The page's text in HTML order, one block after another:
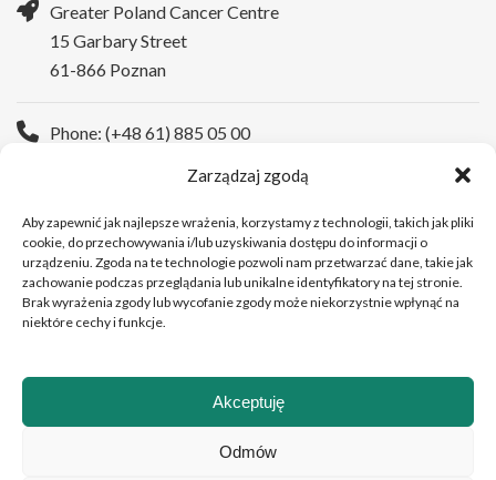
Zarządzaj zgodą
Aby zapewnić jak najlepsze wrażenia, korzystamy z technologii, takich jak pliki
cookie, do przechowywania i/lub uzyskiwania dostępu do informacji o
urządzeniu. Zgoda na te technologie pozwoli nam przetwarzać dane, takie jak
zachowanie podczas przeglądania lub unikalne identyfikatory na tej stronie.
Brak wyrażenia zgody lub wycofanie zgody może niekorzystnie wpłynąć na
niektóre cechy i funkcje.
Akceptuję
Odmów
Greater Poland Cancer Centre
15 Garbary Street
61-866 Poznan
Phone: (+48 61) 885 05 00
Copyright © 2026Greater Poland Cancer Centre